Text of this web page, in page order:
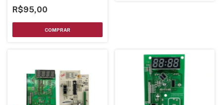
R$95,00